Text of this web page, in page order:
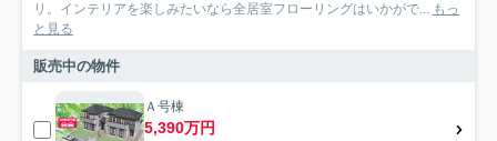
リ。インテリアを楽しみたいなら全居室フローリングはいかがで... もっ
と見る
販売中の物件
Ａ号棟
5,390万円